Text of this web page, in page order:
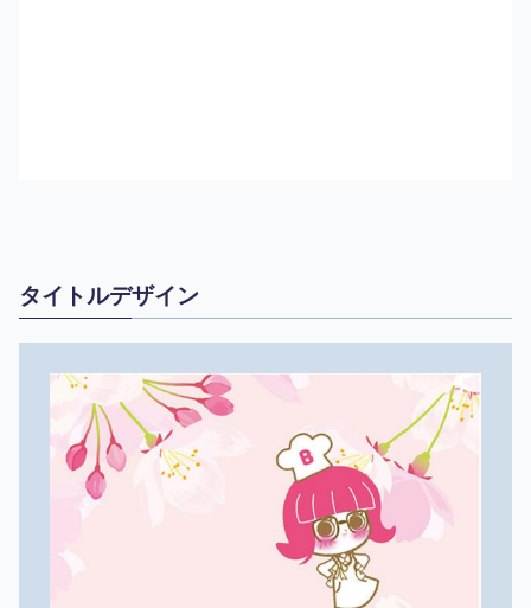
タイトルデザイン